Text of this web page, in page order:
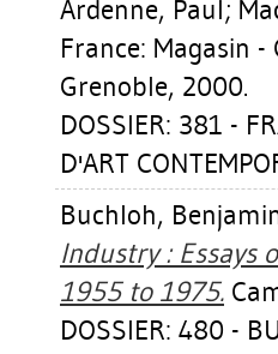
Ardenne, Paul;
France: Magasin
Grenoble, 2000.
DOSSIER: 381 -
D'ART
Buchloh,
Industry : Essays
1955 to 1975.
DOSSIER: 480 -